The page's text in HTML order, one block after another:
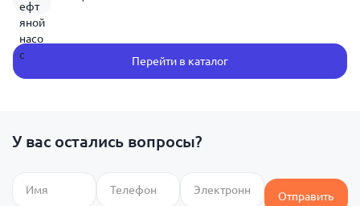
Перейти в каталог
У вас остались вопросы?
Отправить